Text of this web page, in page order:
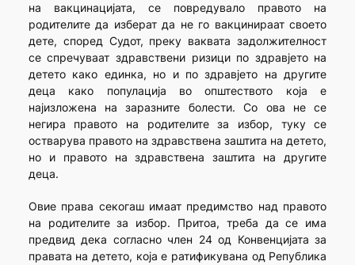
на вакцинацијата, се повредувало правото на
родителите да изберат да не го вакцинираат своето
дете, според Судот, преку ваквата задолжителност
се спречуваат здравствени ризици по здравјето на
детето како единка, но и по здравјето на другите
деца како популација во општеството која е
најизложена на заразните болести. Со ова не се
негира правото на родителите за избор, туку се
остварува правото на здравствена заштита на детето,
но и правото на здравствена заштита на другите
деца.
Овие права секогаш имаат предимство над правото
на родителите за избор. Притоа, треба да се има
предвид дека согласно член 24 од Конвенцијата за
правата на детето, која е ратификувана од Република